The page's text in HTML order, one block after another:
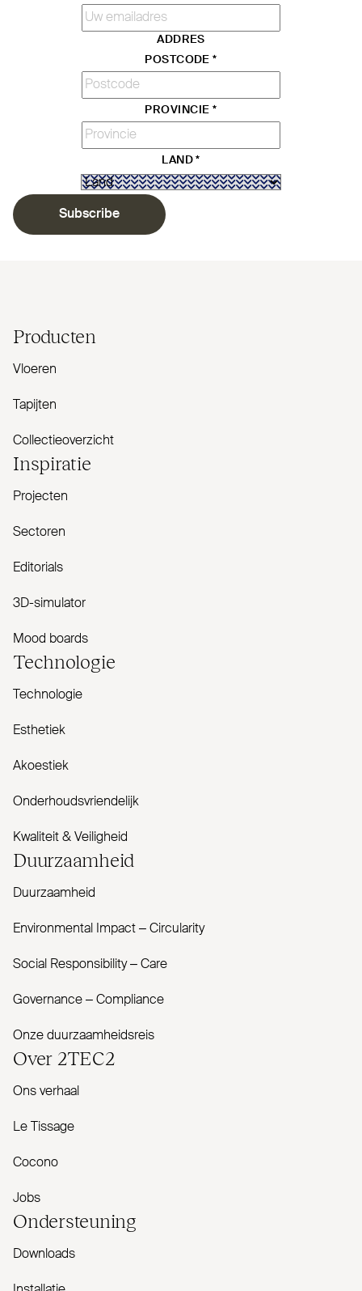
ADDRES
POSTCODE*
PROVINCIE*
LAND*
Subscribe
Producten
Vloeren
Tapijten
Collectieoverzicht
Inspiratie
Projecten
Sectoren
Editorials
3D-simulator
Mood boards
Tech­nologie
Technologie
Esthetiek
Akoestiek
Onderhoudsvriendelijk
Kwaliteit & Veiligheid
Duur­zaamheid
Duurzaamheid
Envi­ronmental Impact – Cir­cularity
Social Responsibility – Care
Governance – Com­pliance
Onze duurzaamheidsreis
Over 2TEC2
Ons verhaal
Le Tissage
Cocono
Jobs
Onder­steuning
Downloads